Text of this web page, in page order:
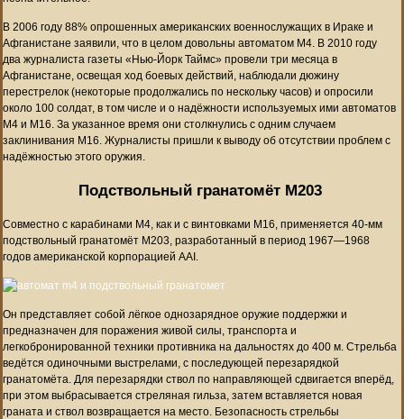
В 2006 году 88% опрошенных американских военнослужащих в Ираке и
Афганистане заявили, что в целом довольны автоматом M4. В 2010 году
два журналиста газеты «Нью-Йорк Таймс» провели три месяца в
Афганистане, освещая ход боевых действий, наблюдали дюжину
перестрелок (некоторые продолжались по нескольку часов) и опросили
около 100 солдат, в том числе и о надёжности используемых ими автоматов
M4 и M16. За указанное время они столкнулись с одним случаем
заклинивания M16. Журналисты пришли к выводу об отсутствии проблем с
надёжностью этого оружия.
Подствольный гранатомёт М203
Совместно с карабинами М4, как и с винтовками М16, применяется 40-мм
подствольный гранатомёт М203, разработанный в период 1967—1968
годов американской корпорацией AAI.
Он представляет собой лёгкое однозарядное оружие поддержки и
предназначен для поражения живой силы, транспорта и
легкобронированной техники противника на дальностях до 400 м. Стрельба
ведётся одиночными выстрелами, с последующей перезарядкой
гранатомёта. Для перезарядки ствол по направляющей сдвигается вперёд,
при этом выбрасывается стреляная гильза, затем вставляется новая
граната и ствол возвращается на место. Безопасность стрельбы